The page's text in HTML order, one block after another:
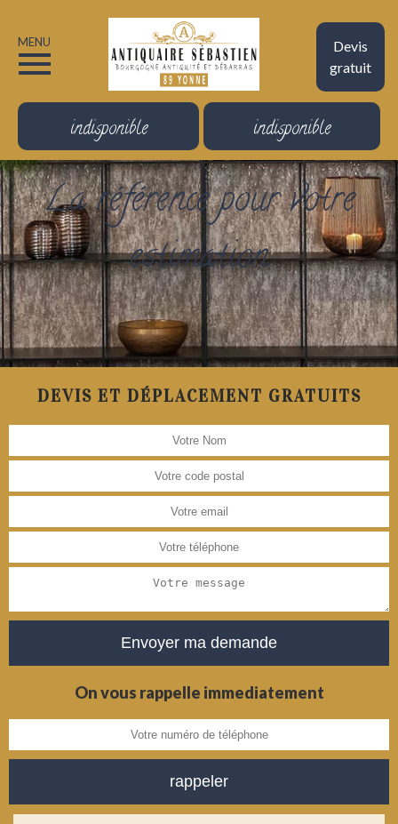
Devis
gratuit
MENU
indisponible indisponible
La référence pour votre
estimation
DEVIS ET DÉPLACEMENT GRATUITS
On vous rappelle immediatement